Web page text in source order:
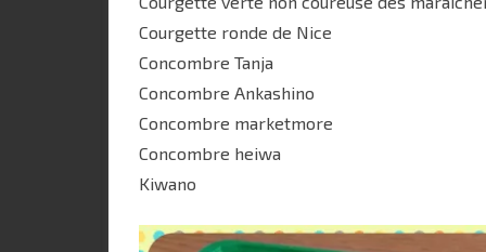
Courgette ronde de Nice
Concombre Tanja
Concombre Ankashino
Concombre marketmore
Concombre heiwa
Kiwano